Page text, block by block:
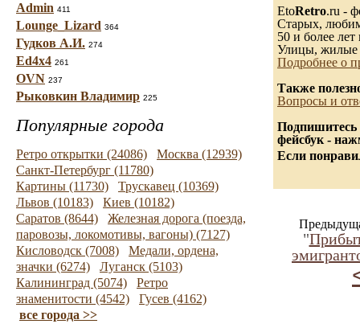
Admin 411
Lounge_Lizard 364
Гудков А.И. 274
Ed4x4 261
OVN 237
Рыковкин Владимир 225
Популярные города
Ретро открытки (24086)
Москва (12939)
Санкт-Петербург (11780)
Картины (11730)
Трускавец (10369)
Львов (10183)
Киев (10182)
Саратов (8644)
Железная дорога (поезда,
паровозы, локомотивы, вагоны) (7127)
Кисловодск (7008)
Медали, ордена,
значки (6274)
Луганск (5103)
Калининград (5074)
Ретро
знаменитости (4542)
Гусев (4162)
все города >>
EtoRetro.ru -
Старых,
50 и более лет
Улицы, жилые
Подробнее о
Также
Вопросы и
Подпишитесь
фейсбук -
Если
"